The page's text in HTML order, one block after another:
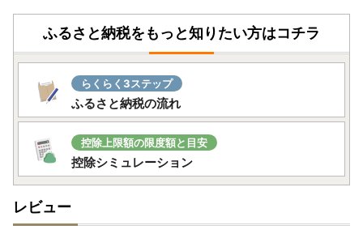
※メールでの申請書の処理状況に関するお問い合わせにつき
ましては、受領メールの送信をもって返信にかえさせていた
【各種お問合せ先】
■お申し込み後の内容変更・寄附金受領証明書・ワンストッ
プ特例申請に関するお問い合わせ
上山市役所 市政戦略課 シティプロモーション推進係
〒999-3192 山形県上山市河崎一丁目1番10号
TEL：023-672-1111（内線108） 平日8：30～17：15
FAX：023-672-1112
＜メールでのお問合せ＞
furusato@city.kaminoyama.yamagata.jp
ふるさと納税をもっと知りたい方はコチラ
らくらく3ステップ
ふるさと納税の流れ
控除上限額の限度額と目安
控除シミュレーション
レビュー